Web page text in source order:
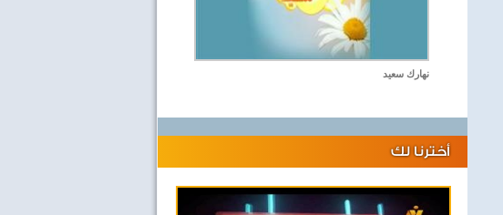
نهارك سعيد
أخترنا لك